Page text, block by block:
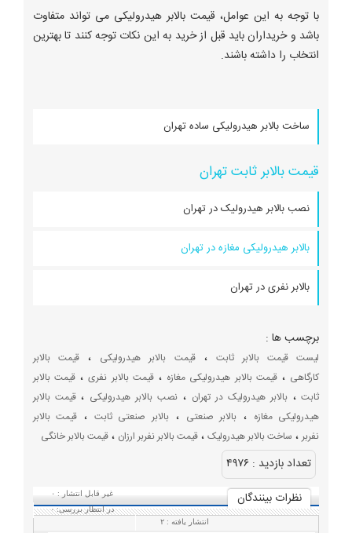
با توجه به این عوامل، قیمت بالابر هیدرولیکی می ‌تواند متفاوت
باشد و خریداران باید قبل از خرید به این نکات توجه کنند تا بهترین
انتخاب را داشته باشند.
ساخت بالابر هیدرولیکی ساده تهران
قیمت بالابر ثابت تهران
نصب بالابر هیدرولیک در تهران
بالابر هیدرولیکی مغازه در تهران
بالابر نفری در تهران
برچسب ها :
لیست قیمت بالابر ثابت ،قیمت بالابر هیدرولیکی ،قیمت بالابر
کارگاهی ،قیمت بالابر هیدرولیکی مغازه ،قیمت بالابر نفری،قیمت بالابر
ثابت،بالابر هیدرولیک در تهران ، نصب بالابر هیدرولیکی ،قیمت بالابر
هیدرولیکی مغازه ، بالابر صنعتی ، بالابر صنعتی ثابت ، قیمت بالابر
نفربر، ساخت بالابر هیدرولیک، قیمت بالابر نفربر ارزان ، قیمت بالابر خانگی
تعداد بازديد : ۴۹۷۶
نظرات بينندگان
غیر قابل انتشار : ۰
در انتظار بررسی:۰
انتشار یافته :۲